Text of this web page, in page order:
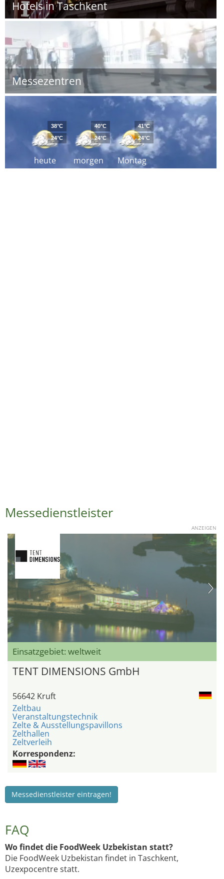
Hotels in Taschkent
Messezentren
heute
38°C
24°C
morgen
40°C
24°C
Montag
41°C
24°C
Messedienstleister
ANZEIGEN
Einsatzgebiet: weltweit
TENT DIMENSIONS GmbH
56642 Kruft
Zeltbau
Veranstaltungstechnik
Zelte & Ausstellungspavillons
Zelthallen
Zeltverleih
Korrespondenz:
Messedienstleister eintragen!
FAQ
Wo findet die FoodWeek Uzbekistan statt?
Die FoodWeek Uzbekistan findet in Taschkent,
Uzexpocentre statt.